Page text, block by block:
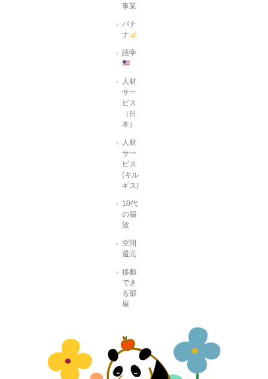
事業
バナ
ナ
語学
人材
サー
ビス
（日
本）
人材
サー
ビス
(キル
ギス)
10代
の脳
波
空間
還元
移動
でき
る部
屋